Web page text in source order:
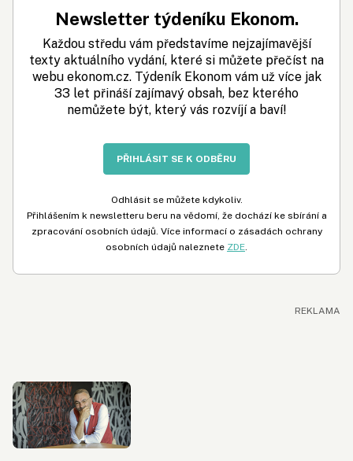
Newsletter týdeníku Ekonom.
Každou středu vám představíme nejzajímavější
texty aktuálního vydání, které si můžete přečíst na
webu ekonom.cz. Týdeník Ekonom vám už více jak
33 let přináší zajímavý obsah, bez kterého
nemůžete být, který vás rozvíjí a baví!
PŘIHLÁSIT SE K ODBĚRU
Odhlásit se můžete kdykoliv.
Přihlášením k newsletteru beru na vědomí, že dochází ke sbírání a
zpracování osobních údajů. Více informací o zásadách ochrany
osobních údajů naleznete ZDE.